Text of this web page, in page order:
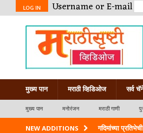
LOG IN Username or E-mail
मुख्य पान मराठी व्हिडिओज सर्व
मुख्य पान मनोरंजन मराठी गाणी
NEW ADDITIONS गदिमांच्या